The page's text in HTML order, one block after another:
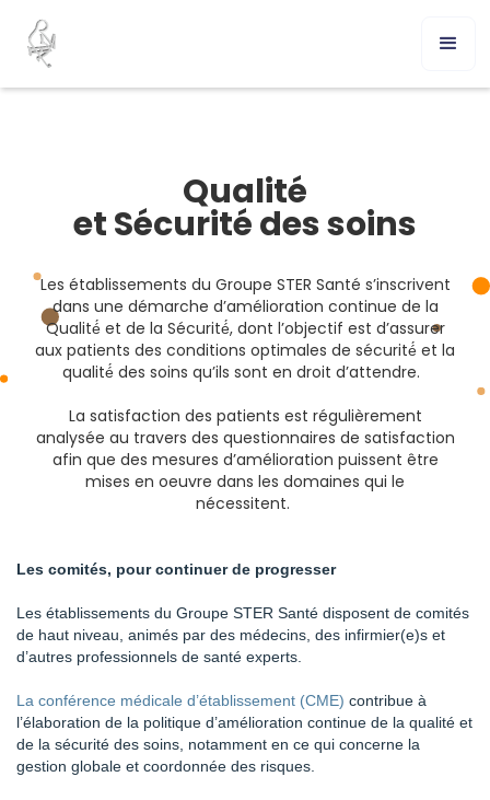
Qualité
et Sécurité des soins
Les établissements du Groupe STER Santé s’inscrivent
dans une démarche d’amélioration continue de la
Qualité́ et de la Sécurité́, dont l’objectif est d’assurer
aux patients des conditions optimales de sécurité́ et la
qualité́ des soins qu’ils sont en droit d’attendre.
La satisfaction des patients est régulièrement
analysée au travers des questionnaires de satisfaction
afin que des mesures d’amélioration puissent être
mises en oeuvre dans les domaines qui le
nécessitent.
Les comités, pour continuer de progresser
Les établissements du Groupe STER Santé disposent de comités
de haut niveau, animés par des médecins, des infirmier(e)s et
d’autres professionnels de santé experts.
La conférence médicale d’établissement (CME) contribue à
l’élaboration de la politique d’amélioration continue de la qualité et
de la sécurité des soins, notamment en ce qui concerne la
gestion globale et coordonnée des risques.